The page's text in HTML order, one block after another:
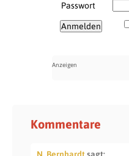
Passwort
Kommentare